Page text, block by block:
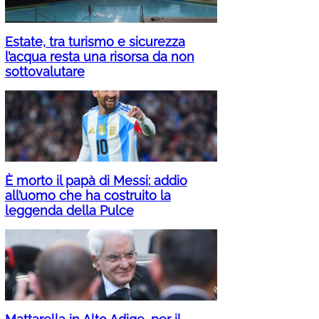
Estate, tra turismo e sicurezza
l’acqua resta una risorsa da non
sottovalutare
È morto il papà di Messi: addio
all’uomo che ha costruito la
leggenda della Pulce